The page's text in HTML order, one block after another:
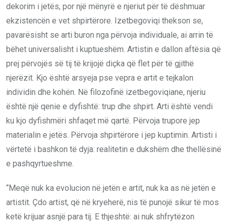
dekorim i jetës, por një mënyrë e njeriut për të dëshmuar
ekzistencën e vet shpirtërore. Izetbegoviqi thekson se,
pavarësisht se arti buron nga përvoja individuale, ai arrin të
bëhet universalisht i kuptueshëm. Artistin e dallon aftësia që
prej përvojës së tij të krijojë diçka që flet për të gjithë
njerëzit. Kjo është arsyeja pse vepra e artit e tejkalon
individin dhe kohën. Në filozofinë izetbegoviqiane, njeriu
është një qenie e dyfishtë: trup dhe shpirt. Arti është vendi
ku kjo dyfishmëri shfaqet më qartë. Përvoja trupore jep
materialin e jetës. Përvoja shpirtërore i jep kuptimin. Artisti i
vërtetë i bashkon të dyja: realitetin e dukshëm dhe thellësinë
e pashqyrtueshme.
“Meqë nuk ka evolucion në jetën e artit, nuk ka as në jetën e
artistit. Çdo artist, që në kryeherë, nis të punojë sikur të mos
ketë krijuar asnjë para tij. E thjeshtë: ai nuk shfrytëzon